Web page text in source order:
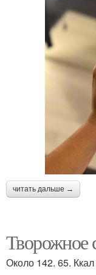
читать дальше →
Творожное
Около 142. 65. Ккал